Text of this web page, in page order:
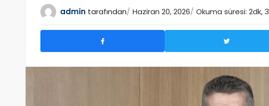
admin tarafından Haziran 20, 2026 Okuma süresi: 2dk,